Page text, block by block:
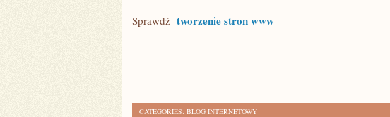
Sprawdź tworzenie stron www
CATEGORIES: BLOG INTERNETOWY